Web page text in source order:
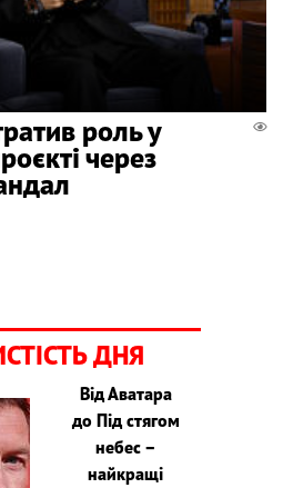
роль у
через
ДНЯ
Від Аватара
до Під стягом
небес –
найкращі